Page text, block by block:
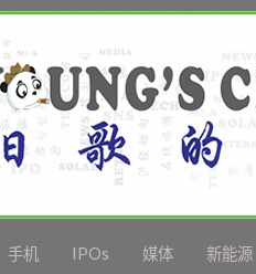
手机 IPOs 媒体 新能源